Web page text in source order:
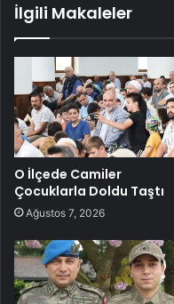
İlgili Makaleler
O İlçede Camiler
Çocuklarla Doldu Taştı
Ağustos 7, 2026